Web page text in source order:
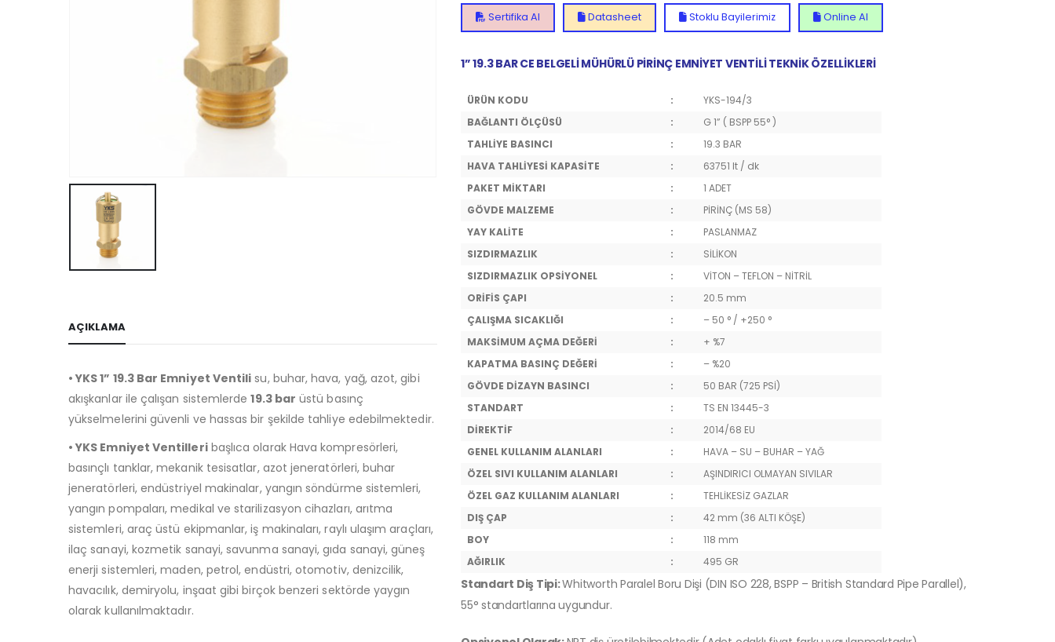
AÇIKLAMA
• YKS 1” 19.3 Bar Emniyet Ventili su, buhar, hava, yağ, azot, gibi
akışkanlar ile çalışan sistemlerde19.3 bar üstü basınç
yükselmelerini güvenli ve hassas bir şekilde tahliye edebilmektedir.
• YKS Emniyet Ventilleribaşlıca olarak Hava kompresörleri,
basınçlı tanklar, mekanik tesisatlar, azot jeneratörleri, buhar
jeneratörleri, endüstriyel makinalar, yangın söndürme sistemleri,
yangın pompaları, medikal ve starilizasyon cihazları, arıtma
sistemleri, araç üstü ekipmanlar, iş makinaları, raylı ulaşım araçları,
ilaç sanayi, kozmetik sanayi, savunma sanayi, gıda sanayi, güneş
enerji sistemleri, maden, petrol, endüstri, otomotiv, denizcilik,
havacılık, demiryolu, inşaat gibi birçok benzeri sektörde yaygın
olarak kullanılmaktadır.
Sertifika Al Datasheet Stoklu Bayilerimiz Online Al
1” 19.3 BAR CE BELGELİ MÜHÜRLÜ PİRİNÇ EMNİYET VENTİLİ TEKNİK ÖZELLİKLERİ
ÜRÜN KODU :
YKS-194/3
BAĞLANTI ÖLÇÜSÜ
:
G 1” ( BSPP 55° )
TAHLİYE BASINCI
:
19.3 BAR
HAVA TAHLİYESİ KAPASİTE
:
63751 lt / dk
PAKET MİKTARI
:
1 ADET
GÖVDE MALZEME
:
PİRİNÇ (MS 58)
YAY KALİTE
:
PASLANMAZ
SIZDIRMAZLIK
:
SİLİKON
SIZDIRMAZLIK OPSİYONEL
:
VİTON – TEFLON – NİTRİL
ORİFİS ÇAPI
:
20.5 mm
ÇALIŞMA SICAKLIĞI
:
– 50 ° / +250 °
MAKSİMUM AÇMA DEĞERİ
:
+ %7
KAPATMA BASINÇ DEĞERİ
:
– %20
GÖVDE DİZAYN BASINCI
:
50 BAR (725 PSİ)
STANDART
:
TS EN 13445-3
DİREKTİF
:
2014/68 EU
GENEL KULLANIM ALANLARI
:
HAVA – SU – BUHAR – YAĞ
ÖZEL SIVI KULLANIM ALANLARI
:
AŞINDIRICI OLMAYAN SIVILAR
ÖZEL GAZ KULLANIM ALANLARI
:
TEHLİKESİZ GAZLAR
DIŞ ÇAP
:
42 mm (36 ALTI KÖŞE)
BOY
:
118 mm
AĞIRLIK
: 495 GR
Standart Diş Tipi:Whitworth Paralel Boru Dişi (DIN ISO 228, BSPP – British Standard Pipe Parallel),
55° standartlarına uygundur.